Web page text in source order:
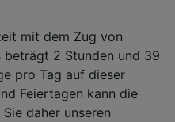
mit dem Zug von
beträgt 2 Stunden und 39
pro Tag auf dieser
Feiertagen kann die
daher unseren